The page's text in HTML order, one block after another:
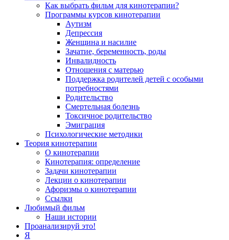
Как выбрать фильм для кинотерапии?
Программы курсов кинотерапии
Аутизм
Депрессия
Женщина и насилие
Зачатие, беременность, роды
Инвалидность
Отношения с матерью
Поддержка родителей детей с особыми
потребностями
Родительство
Смертельная болезнь
Токсичное родительство
Эмиграция
Психологические методики
Теория кинотерапии
О кинотерапии
Кинотерапия: определение
Задачи кинотерапии
Лекции о кинотерапии
Афоризмы о кинотерапии
Ссылки
Любимый фильм
Наши истории
Проанализируй это!
Я